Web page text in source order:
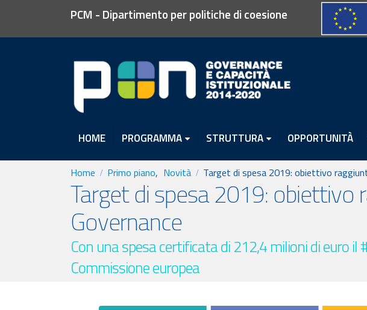
PCM - Dipartimento per politiche di coesione
HOME PROGRAMMA STRUTTURA OPPORTUNITÀ
Home Primo piano, Novità Target di spesa 2019: obiettivo
Target di spesa 2019:
Governance
Con una spesa certificata di 212,4 milioni di euro
Commissione europea